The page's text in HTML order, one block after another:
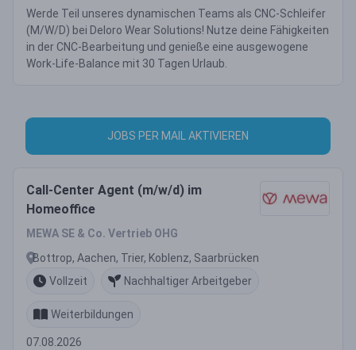
Werde Teil unseres dynamischen Teams als CNC-Schleifer
(M/W/D) bei Deloro Wear Solutions! Nutze deine Fähigkeiten
in der CNC-Bearbeitung und genieße eine ausgewogene
Work-Life-Balance mit 30 Tagen Urlaub.
JOBS PER MAIL AKTIVIEREN
Call-Center Agent (m/w/d) im
Homeoffice
MEWA SE & Co. Vertrieb OHG
Bottrop, Aachen, Trier, Koblenz, Saarbrücken
Vollzeit
Nachhaltiger Arbeitgeber
Weiterbildungen
07.08.2026